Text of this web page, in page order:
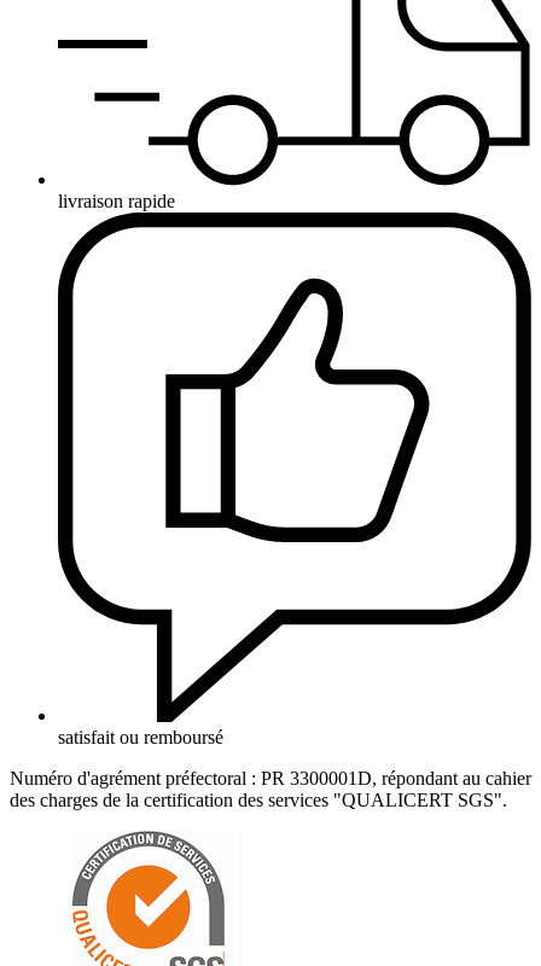
livraison rapide
satisfait ou remboursé
Numéro d'agrément préfectoral : PR 3300001D, répondant au cahier
des charges de la certification des services "QUALICERT SGS".